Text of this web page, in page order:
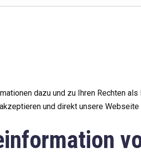
dazu und zu Ihren Rechten
und direkt unsere